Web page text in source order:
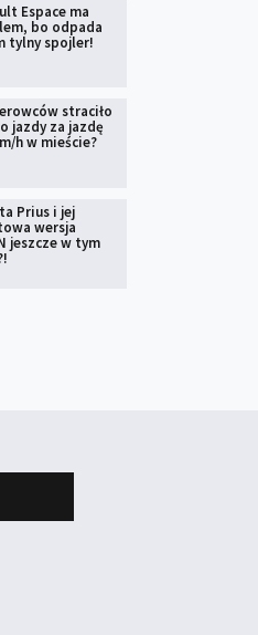
Espace ma
bo odpada
tylny spojler!
straciło
jazdy za jazdę
h w mieście?
Prius i jej
wersja
jeszcze w tym